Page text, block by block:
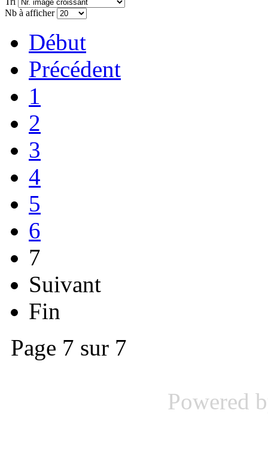
Nb à afficher
Début
Précédent
1
2
3
4
5
6
7
Suivant
Fin
Page 7 sur 7
Powered